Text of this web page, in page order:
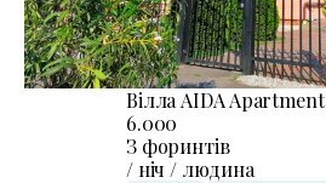
Вілла AIDA Apartment
6.000
З форинтів
/ ніч / людина